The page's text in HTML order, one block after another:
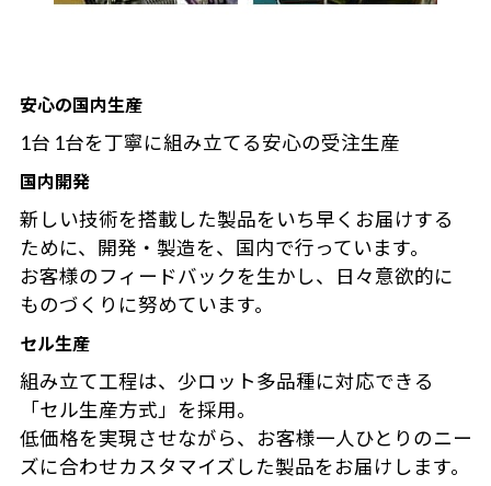
安心の国内生産
1台 1台を丁寧に組み立てる安心の受注生産
国内開発
新しい技術を搭載した製品をいち早くお届けする
ために、開発・製造を、国内で行っています。
お客様のフィードバックを生かし、日々意欲的に
ものづくりに努めています。
セル生産
組み立て工程は、少ロット多品種に対応できる
「セル生産方式」を採用。
低価格を実現させながら、お客様一人ひとりのニー
ズに合わせカスタマイズした製品をお届けします。